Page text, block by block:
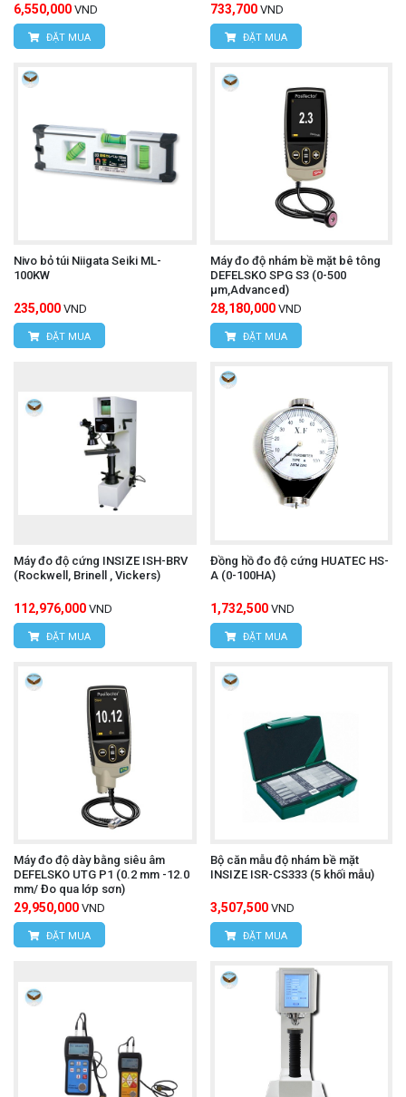
6,550,000 VND
ĐẶT MUA
733,700 VND
ĐẶT MUA
Nivo bỏ túi Niigata Seiki ML-
100KW
235,000 VND
ĐẶT MUA
Máy đo độ nhám bề mặt bê tông
DEFELSKO SPG S3 (0-500
μm,Advanced)
28,180,000 VND
ĐẶT MUA
Máy đo độ cứng INSIZE ISH-BRV
(Rockwell, Brinell , Vickers)
112,976,000 VND
ĐẶT MUA
Đồng hồ đo độ cứng HUATEC HS-
A (0-100HA)
1,732,500 VND
ĐẶT MUA
Máy đo độ dày bằng siêu âm
DEFELSKO UTG P1 (0.2 mm -12.0
mm/ Đo qua lớp sơn)
29,950,000 VND
ĐẶT MUA
Bộ căn mẫu độ nhám bề mặt
INSIZE ISR-CS333 (5 khối mẫu)
3,507,500 VND
ĐẶT MUA